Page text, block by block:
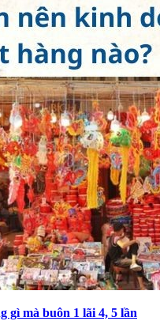
gì mà buôn 1 lãi 4, 5 lần